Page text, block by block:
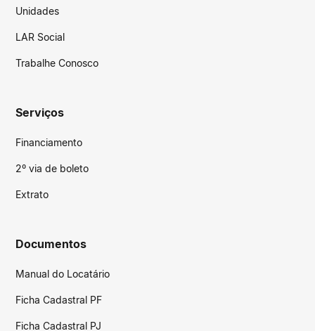
Unidades
LAR Social
Trabalhe Conosco
Serviços
Financiamento
2º via de boleto
Extrato
Documentos
Manual do Locatário
Ficha Cadastral PF
Ficha Cadastral PJ